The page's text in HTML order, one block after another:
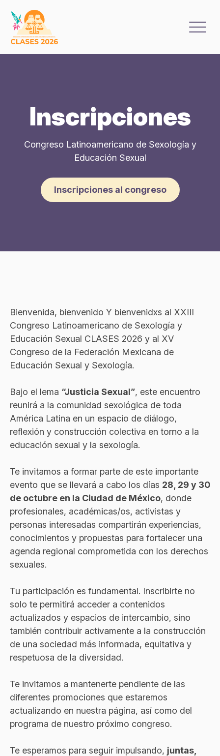
content
Inscripciones
Congreso Latinoamericano de Sexología y
Educación Sexual
Inscripciones al congreso
Bienvenida, bienvenido Y bienvenidxs al XXIII
Congreso Latinoamericano de Sexología y
Educación Sexual CLASES 2026 y al XV
Congreso de la Federación Mexicana de
Educación Sexual y Sexología.
Bajo el lema “Justicia Sexual”, este encuentro
reunirá a la comunidad sexológica de toda
América Latina en un espacio de diálogo,
reflexión y construcción colectiva en torno a la
educación sexual y la sexología.
Te invitamos a formar parte de este importante
evento que se llevará a cabo los días 28, 29 y 30
de octubre en la Ciudad de México, donde
profesionales, académicas/os, activistas y
personas interesadas compartirán experiencias,
conocimientos y propuestas para fortalecer una
agenda regional comprometida con los derechos
sexuales.
Tu participación es fundamental. Inscribirte no
solo te permitirá acceder a contenidos
actualizados y espacios de intercambio, sino
también contribuir activamente a la construcción
de una sociedad más informada, equitativa y
respetuosa de la diversidad.
Te invitamos a mantenerte pendiente de las
diferentes promociones que estaremos
actualizando en nuestra página, así como del
programa de nuestro próximo congreso.
Te esperamos para seguir impulsando, juntas,